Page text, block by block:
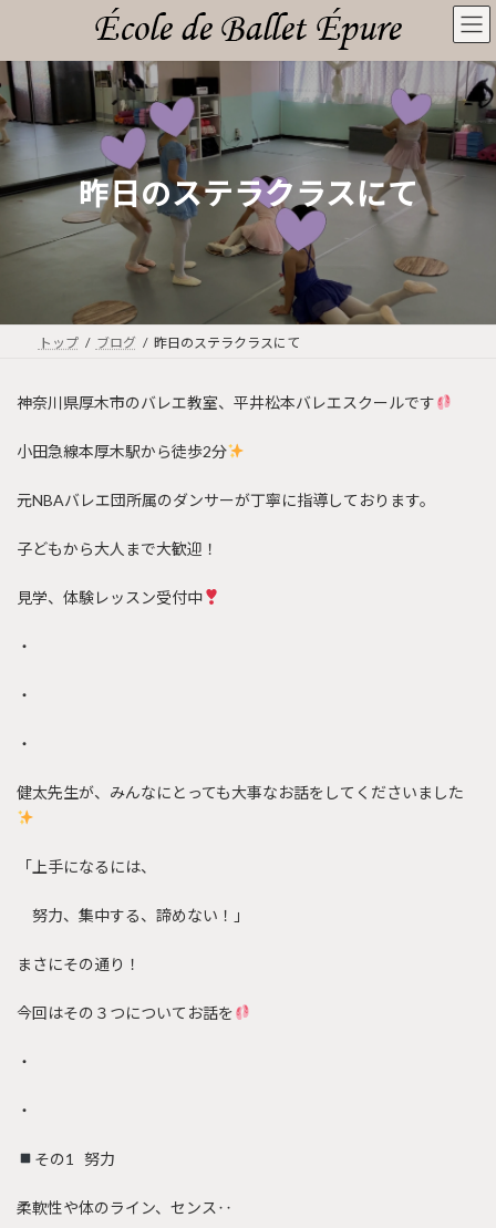
ン
ツ
へ
ス
ッ
ー
シ
ョ
ン
移
昨日のステラクラスにて
トップ ブログ 昨日のステラクラスにて
神奈川県厚木市のバレエ教室、平井松本バレエスクールです
小田急線本厚木駅から徒歩2分
元NBAバレエ団所属のダンサーが丁寧に指導しております。
子どもから大人まで大歓迎！
見学、体験レッスン受付中
・
・
・
健太先生が、みんなにとっても大事なお話をしてくださいました
「上手になるには、
努力、集中する、諦めない！」
まさにその通り！
今回はその３つについてお話を
・
・
その1 努力
柔軟性や体のライン、センス‥